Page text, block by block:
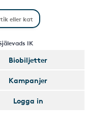
IK
Biobiljetter
Kampanjer
Logga in